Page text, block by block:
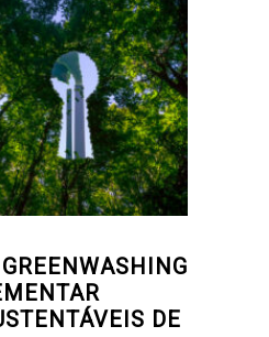
DE